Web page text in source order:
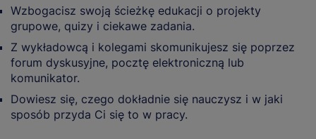
Wzbogacisz swoją ścieżkę edukacji o projekty
grupowe, quizy i ciekawe zadania.
Z wykładowcą i kolegami skomunikujesz się poprzez
forum dyskusyjne, pocztę elektroniczną lub
komunikator.
Dowiesz się, czego dokładnie się nauczysz i w jaki
sposób przyda Ci się to w pracy.